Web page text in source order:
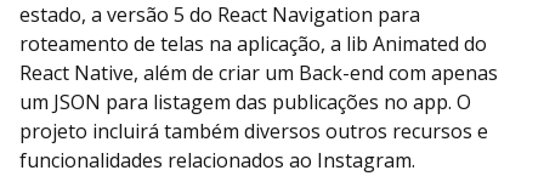
estado, a versão 5 do React Navigation para
roteamento de telas na aplicação, a lib Animated do
React Native, além de criar um Back-end com apenas
um JSON para listagem das publicações no app. O
projeto incluirá também diversos outros recursos e
funcionalidades relacionados ao Instagram.